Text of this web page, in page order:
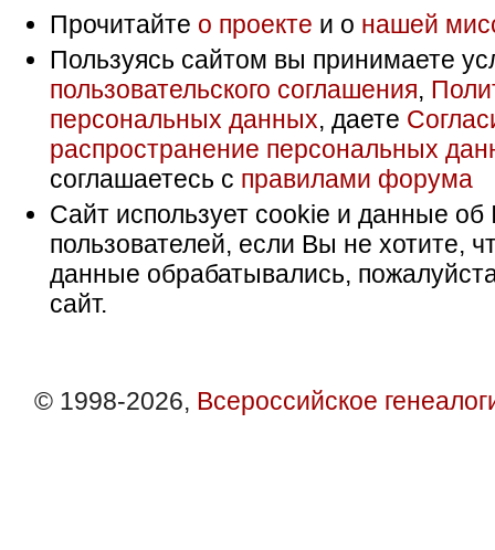
Прочитайте о проекте и о нашей
Пользуясь сайтом вы принимаете
пользовательского соглашения,
персональных данных, даете
распространение персональных
соглашаетесь с правилами форума
Сайт использует cookie и данные об
пользователей, если Вы не хотите,
данные обрабатывались,
сайт.
© 1998-2026, Всероссийское